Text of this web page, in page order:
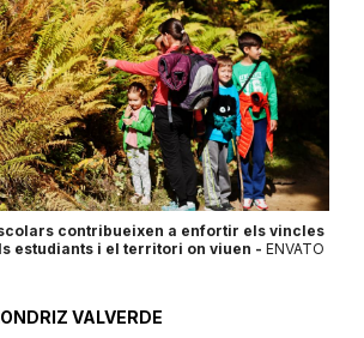
contribueixen a enfortir els vincles
estudiants i el territori on viuen - ENVATO
VALVERDE